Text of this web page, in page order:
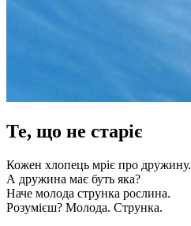
Те, що не старіє
Кожен хлопець мріє про дружину.
А дружина має буть яка?
Наче молода струнка рослина.
Розумієш? Молода. Струнка.